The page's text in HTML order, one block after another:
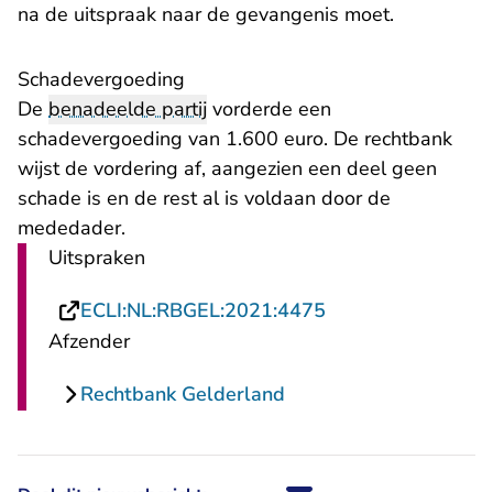
na de uitspraak naar de gevangenis moet.
​Schadevergoeding
De benadeelde partij vorderde een
schadevergoeding van 1.600 euro. De rechtbank
wijst de vordering af, aangezien een deel geen
schade is en de rest al is voldaan door de
mededader.
Uitspraken
ECLI:NL:RBGEL:2021:4475
Afzender
Rechtbank Gelderland